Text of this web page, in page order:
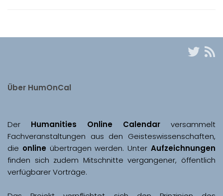
Über HumOnCal
Der Humanities Online Calendar versammelt
Fachveranstaltungen aus den Geisteswissenschaften,
die online übertragen werden. Unter Aufzeichnungen
finden sich zudem Mitschnitte vergangener, öffentlich